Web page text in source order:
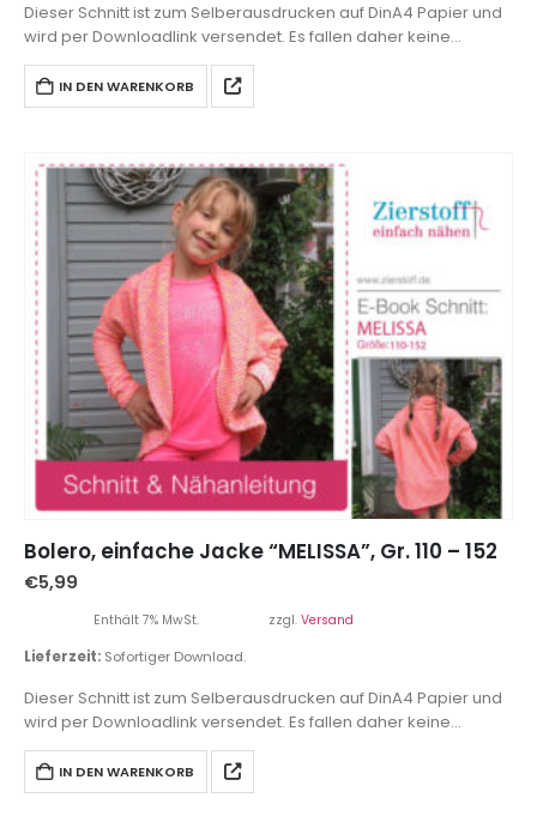
Dieser Schnitt ist zum Selberausdrucken auf DinA4 Papier und
wird per Downloadlink versendet. Es fallen daher keine
Versandkosten an.
IN DEN WARENKORB
Bolero, einfache Jacke “MELISSA”, Gr. 110 – 152
€5,99
Enthält 7% MwSt. zzgl. Versand
Lieferzeit: Sofortiger Download.
Dieser Schnitt ist zum Selberausdrucken auf DinA4 Papier und
wird per Downloadlink versendet. Es fallen daher keine
Versandkosten an.
IN DEN WARENKORB